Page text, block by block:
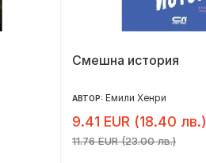
Смешна история
АВТОР: Емили Хенри
9.41 EUR (18.40 лв.)
11.76 EUR (23.00 лв.)